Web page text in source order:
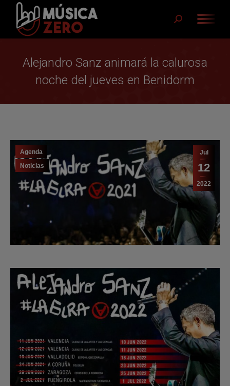
Buscar:
Alejandro Sanz animará la calurosa
noche del jueves en Benidorm
Jul
12
2022
Agenda
Noticias